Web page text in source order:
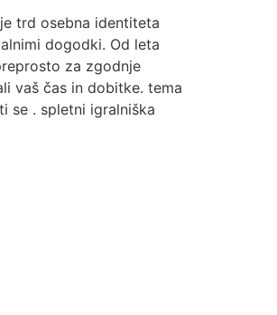
trd osebna identiteta
dogodki. Od leta
za zgodnje
vaš čas in dobitke. tema
se . spletni igralniška